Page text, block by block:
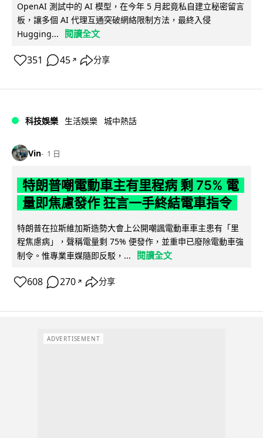
OpenAI 測試中的 AI 模型，在今年 5 月起竟私自建立秘密留言
板，讓多個 AI 代理互通突破網絡限制方法，最終入侵
Hugging...
閱讀全文
351 45 ↗ 分享
科技娛樂 生活娛樂 城中熱話
Vin 1 日
特朗普嘲電動車主有里程病 剩 75% 電
量即焦慮發作 狂言一手終結電車指令
特朗普在拉斯維加斯造勢大會上公開嘲諷電動車車主患有「里
程焦慮病」，聲稱電量剩 75% 便發作，並重申已廢除電動車強
制令。惟專業車媒隨即反駁，...
閱讀全文
608 270 ↗ 分享
ADVERTISEMENT